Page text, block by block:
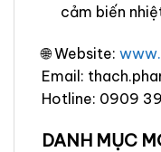
cảm biến
🌐 Website:
Email:
Hotline: 0909
DANH MỤC